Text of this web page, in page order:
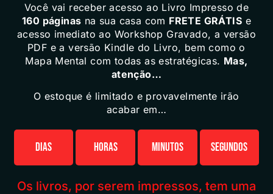
Você vai receber acesso ao Livro Impresso de
160 páginas na sua casa com FRETE GRÁTIS e
acesso imediato ao Workshop Gravado, a versão
PDF e a versão Kindle do Livro, bem como o
Mapa Mental com todas as estratégicas. Mas,
atenção…
O estoque é limitado e provavelmente irão
acabar em…
Dias Horas Minutos Segundos
Os livros, por serem impressos, tem uma